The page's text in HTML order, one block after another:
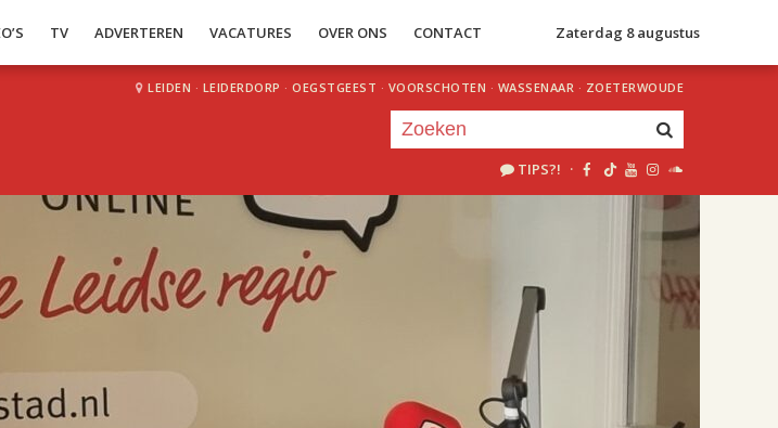
TV ADVERTEREN VACATURES OVER ONS CONTACT Zaterdag 8 augustus
LEIDEN · LEIDERDORP · OEGSTGEEST · VOORSCHOTEN · WASSENAAR · ZOETERWOUDE
TIPS?! ·
uur 1 van 2
Volgend uur